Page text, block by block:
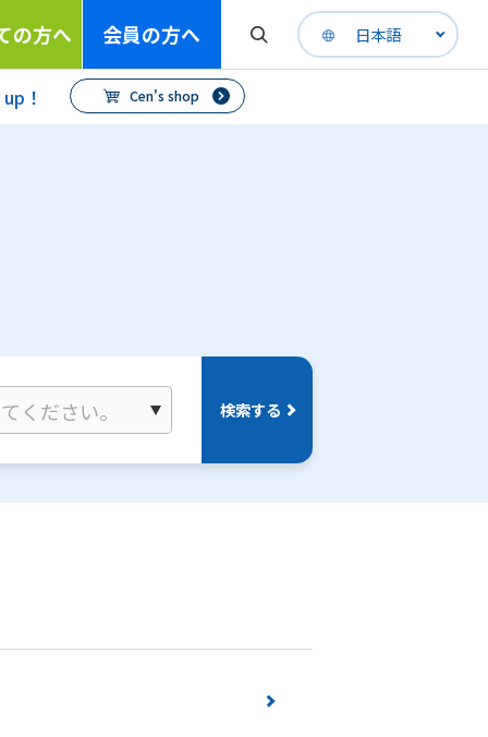
の方へ 会員の方へ 日本語
！ Cen's shop
検索する